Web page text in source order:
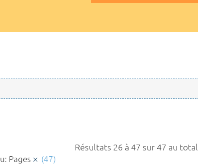
Résultats 26 à 47 sur 47 au total
Pages
(47)